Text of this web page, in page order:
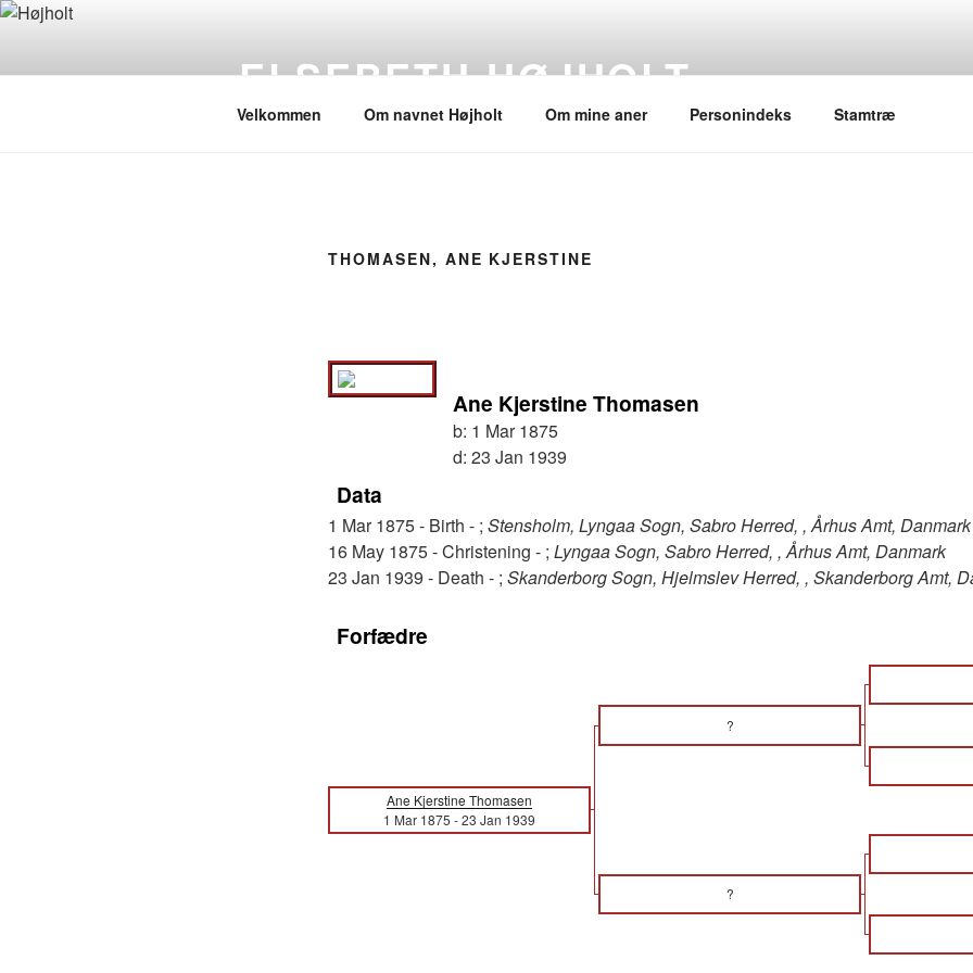
Videre
ELSEBETH HØJHOLT
Velkommen Om navnet Højholt Om mine aner Personindeks Stamtræ
THOMASEN, ANE KJERSTINE
Ane Kjerstine Thomasen
b: 1 Mar 1875
d: 23 Jan 1939
Data
1 Mar 1875 - Birth - ; Stensholm, Lyngaa Sogn, Sabro Herred, , Århus Amt, Danmark
16 May 1875 - Christening - ; Lyngaa Sogn, Sabro Herred, , Århus Amt, Danmark
23 Jan 1939 - Death - ; Skanderborg Sogn, Hjelmslev Herred, , Skanderborg Amt,
Forfædre
?
Ane Kjerstine Thomasen
1 Mar 1875 -23 Jan 1939
?